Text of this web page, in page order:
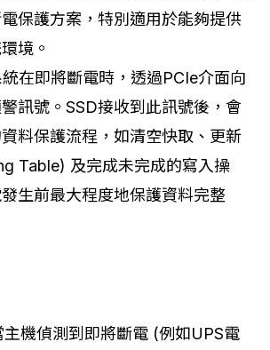
保護方案，特別適用於能夠提供
境。
在即將斷電時，透過PCIe介面向
訊號。SSD接收到此訊號後，會
料保護流程，如清空快取、更新
Table) 及完成未完成的寫入操
生前最大程度地保護資料完整
主機偵測到即將斷電 (例如UPS電